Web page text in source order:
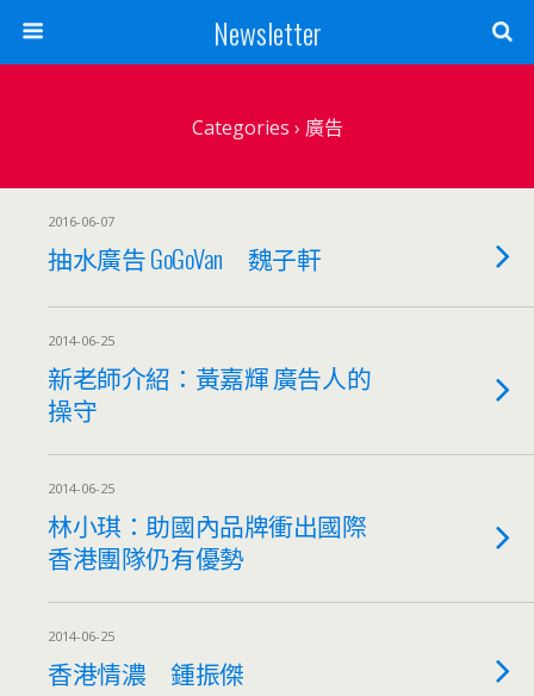
Newsletter
Categories › 廣告
2016-06-07
抽水廣告 GoGoVan 魏子軒
2014-06-25
新老師介紹：黃嘉輝 廣告人的
操守
2014-06-25
林小琪：助國內品牌衝出國際
香港團隊仍有優勢
2014-06-25
香港情濃 鍾振傑